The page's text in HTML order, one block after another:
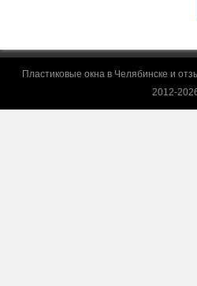
Пластиковые окна в Челябинске и
2012-